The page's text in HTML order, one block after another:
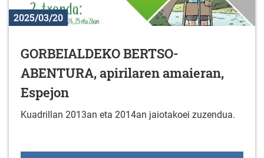
2025/03/20
GORBEIALDEKO BERTSO-
ABENTURA, apirilaren amaieran,
Espejon
Kuadrillan 2013an eta 2014an jaiotakoei zuzendua.